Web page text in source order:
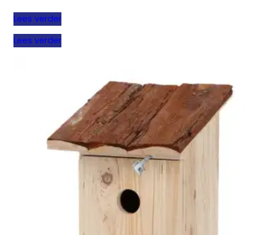
Lees verder
Lees verder